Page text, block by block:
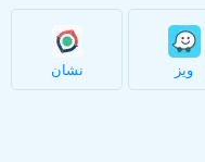
ویز نشان